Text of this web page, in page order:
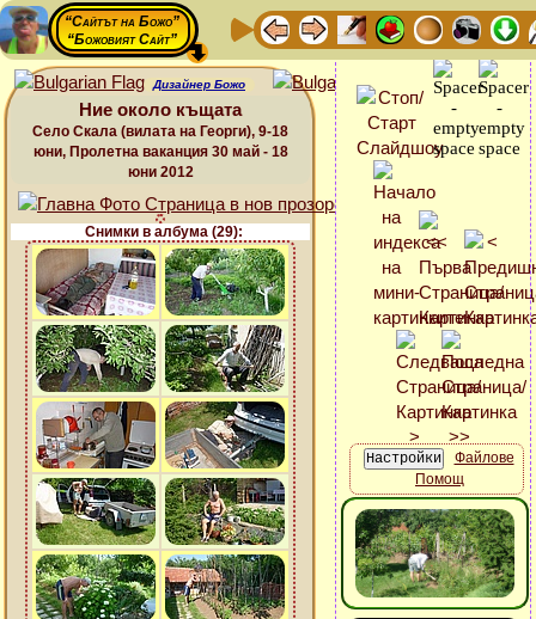
“Сайтът на Божо”
“Божовият Сайт”
Дизайнер Божо
Ние около къщата
Село Скала (вилата на Георги), 9-18
юни, Пролетна ваканция 30 май - 18
юни 2012
Снимки в албума (29):
Файлове
Помощ